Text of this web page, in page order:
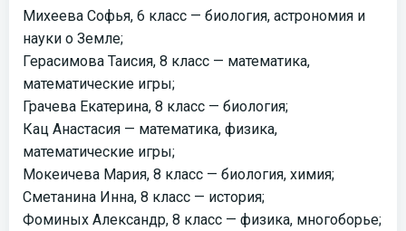
Михеева Софья, 6 класс — биология, астрономия и
науки о Земле;
Герасимова Таисия, 8 класс — математика,
математические игры;
Грачева Екатерина, 8 класс — биология;
Кац Анастасия — математика, физика,
математические игры;
Мокеичева Мария, 8 класс — биология, химия;
Сметанина Инна, 8 класс — история;
Фоминых Александр, 8 класс — физика, многоборье;